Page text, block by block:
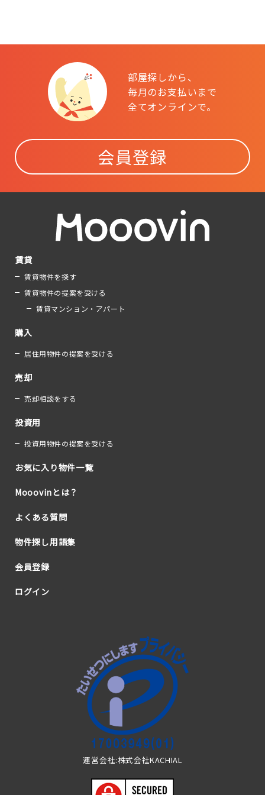
部屋探しから、
毎月のお支払いまで
全てオンラインで。
会員登録
賃貸
賃貸物件を探す
賃貸物件の提案を受ける
賃貸マンション・アパート
購入
居住用物件の提案を受ける
売却
売却相談をする
投資用
投資用物件の提案を受ける
お気に入り物件一覧
Mooovinとは？
よくある質問
物件探し用語集
会員登録
ログイン
運営会社:株式会社KACHIAL